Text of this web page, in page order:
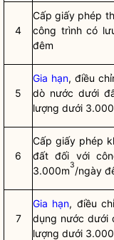
4
Cấp giấy phép
công trình có
đêm
5
Gia hạn, điều
dò nước dưới
lượng dưới
6
Cấp giấy phép
đất đối với
3.000m3/ngày
7
Gia hạn, điều
dụng nước dưới
lượng dưới